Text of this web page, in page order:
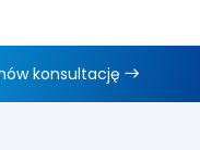
konsultację